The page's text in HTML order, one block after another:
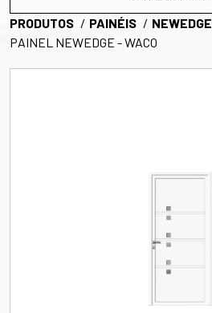
PRODUTOS PAINÉIS
NEWEDGE
PAINEL NEWEDGE - WACO